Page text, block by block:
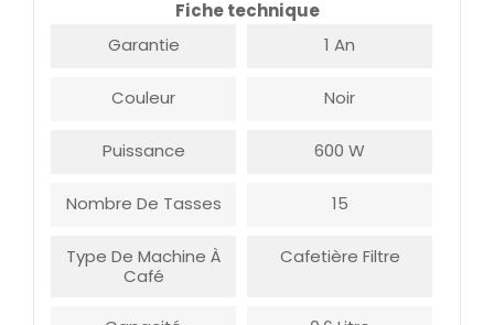
Fiche technique
Garantie
1 An
Couleur Noir
Puissance 600 W
Nombre De Tasses 15
Type De Machine À
Café
Cafetière Filtre